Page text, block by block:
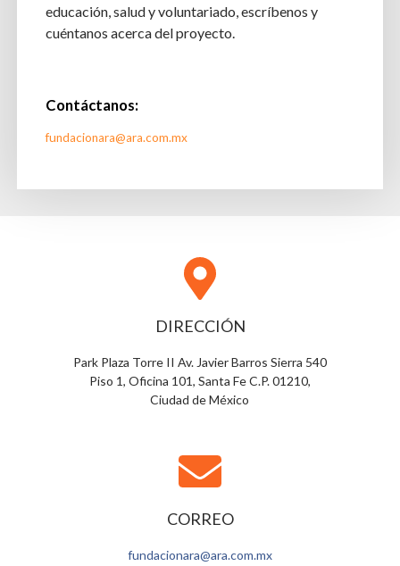
educación, salud y voluntariado, escríbenos y
cuéntanos acerca del proyecto.
Contáctanos:
fundacionara@ara.com.mx
DIRECCIÓN
Park Plaza Torre II Av. Javier Barros Sierra 540
Piso 1, Oficina 101, Santa Fe C.P. 01210,
Ciudad de México
CORREO
fundacionara@ara.com.mx